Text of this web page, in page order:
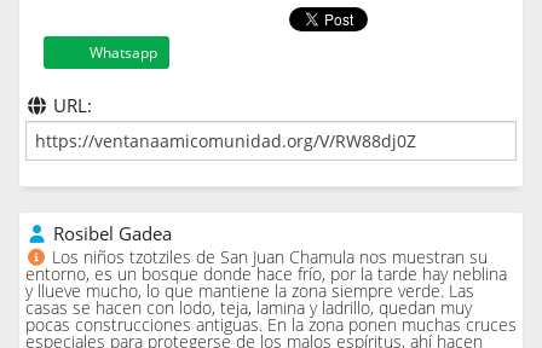
Whatsapp
URL:
Rosibel Gadea
Los niños tzotziles de San Juan Chamula nos muestran su
entorno, es un bosque donde hace frío, por la tarde hay neblina
y llueve mucho, lo que mantiene la zona siempre verde. Las
casas se hacen con lodo, teja, lamina y ladrillo, quedan muy
pocas construcciones antiguas. En la zona ponen muchas cruces
especiales para protegerse de los malos espíritus, ahí hacen